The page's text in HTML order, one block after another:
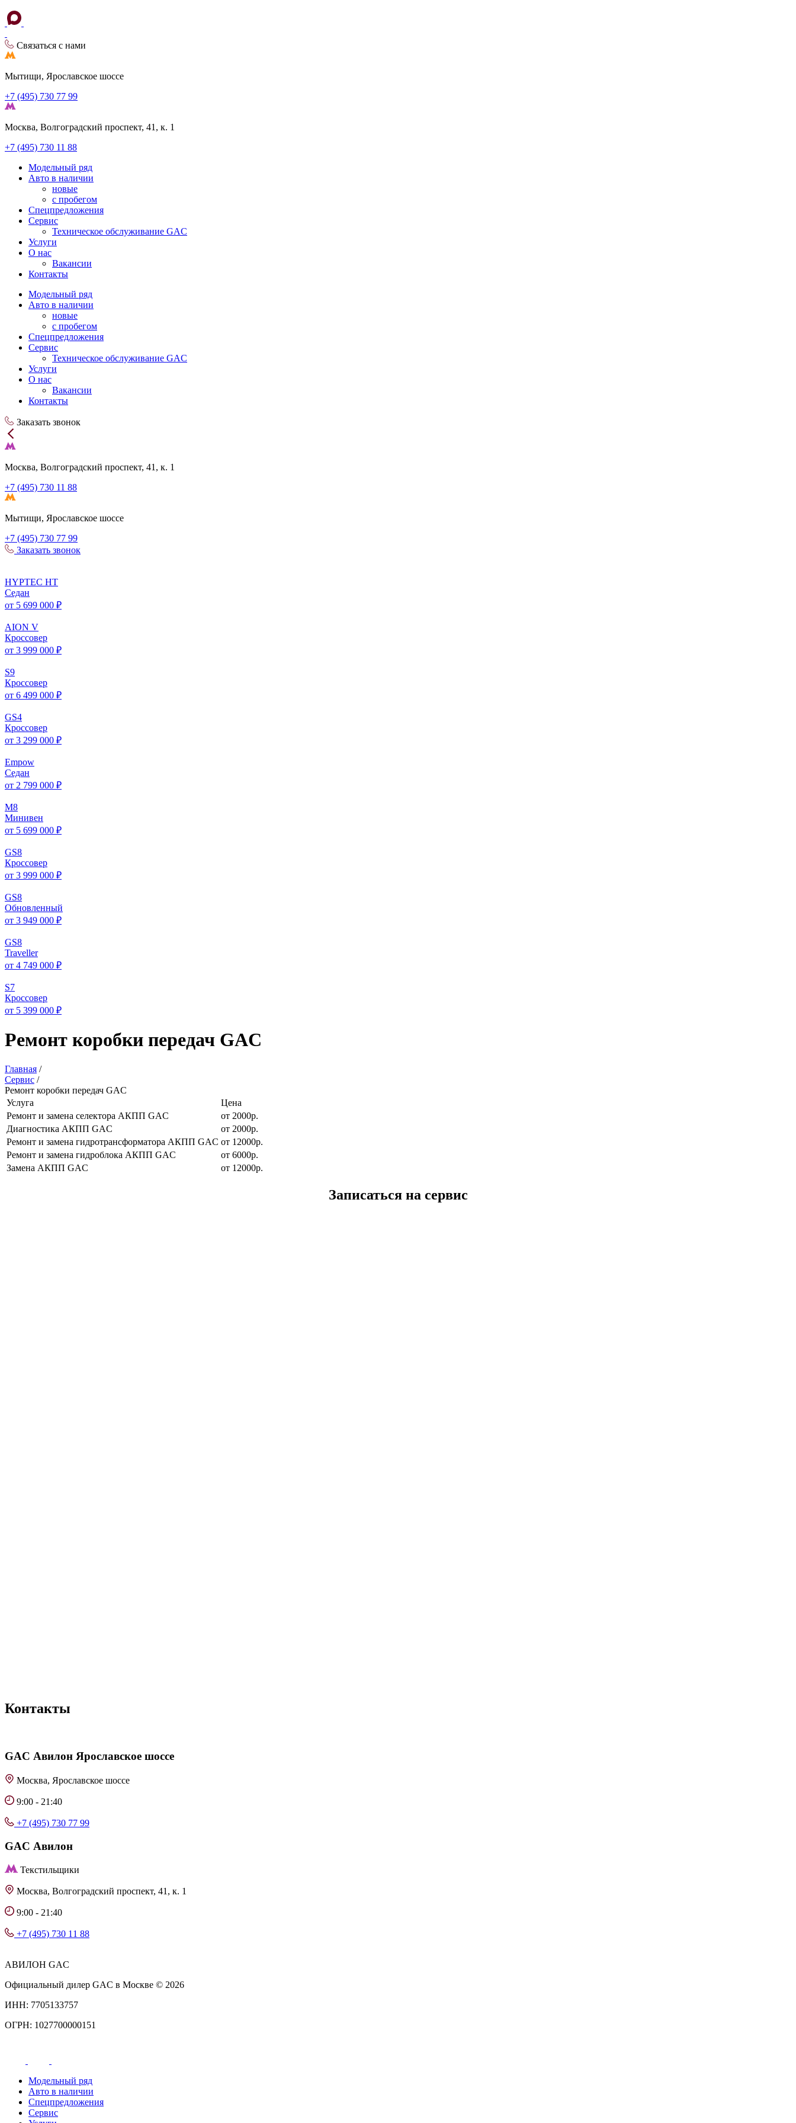
Связаться с нами
Мытищи, Ярославское шоссе
+7 (495) 730 77 99
Москва, Волгоградский проспект, 41, к. 1
+7 (495) 730 11 88
Модельный ряд
Авто в наличии
новые
с пробегом
Спецпредложения
Сервис
Техническое обслуживание GAC
Услуги
О нас
Вакансии
Контакты
Модельный ряд
Авто в наличии
новые
с пробегом
Спецпредложения
Сервис
Техническое обслуживание GAC
Услуги
О нас
Вакансии
Контакты
Заказать звонок
Москва, Волгоградский проспект, 41, к. 1
+7 (495) 730 11 88
Мытищи, Ярославское шоссе
+7 (495) 730 77 99
Заказать звонок
HYPTEC HT
Седан
от 5 699 000 ₽
AION V
Кроссовер
от 3 999 000 ₽
S9
Кроссовер
от 6 499 000 ₽
GS4
Кроссовер
от 3 299 000 ₽
Empow
Седан
от 2 799 000 ₽
M8
Минивен
от 5 699 000 ₽
GS8
Кроссовер
от 3 999 000 ₽
GS8
Обновленный
от 3 949 000 ₽
GS8
Traveller
от 4 749 000 ₽
S7
Кроссовер
от 5 399 000 ₽
Ремонт коробки передач GAC
Главная /
Сервис /
Ремонт коробки передач GAC
Услуга
Цена
Ремонт и замена селектора АКПП GAC
от 2000р.
Диагностика АКПП GAC
от 2000р.
Ремонт и замена гидротрансформатора АКПП GAC от 12000р.
Ремонт и замена гидроблока АКПП GAC
от 6000р.
Замена АКПП GAC
от 12000р.
Записаться на сервис
Контакты
GAC Авилон Ярославское шоссе
Москва, Ярославское шоссе
9:00 - 21:40
+7 (495) 730 77 99
GAC Авилон
Текстильщики
Москва, Волгоградский проспект, 41, к. 1
9:00 - 21:40
+7 (495) 730 11 88
АВИЛОН GAC
Официальный дилер GAC в Москве © 2026
ИНН: 7705133757
ОГРН: 1027700000151
Модельный ряд
Авто в наличии
Спецпредложения
Сервис